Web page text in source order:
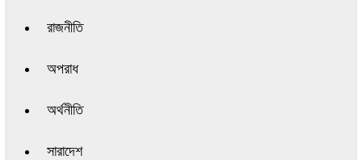
রাজনীতি
অপরাধ
অর্থনীতি
সারাদেশ